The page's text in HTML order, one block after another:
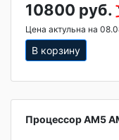
10800 руб.
Цена актульна на
В корзину
Процессор AM5